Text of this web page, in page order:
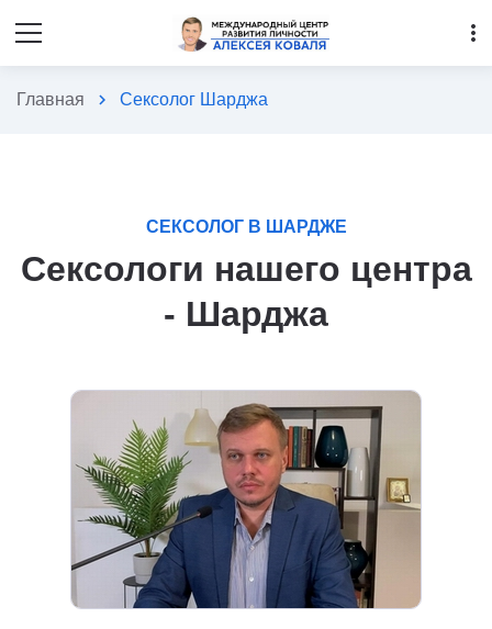
more_vert
Главная chevron_right Сексолог Шарджа
СЕКСОЛОГ В ШАРДЖЕ
Сексологи нашего центра
- Шарджа